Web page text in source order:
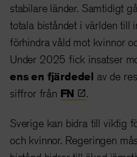
stabilare länder. Samtidigt
totala biståndet i världen till
förhindra våld mot kvinnor
Under 2025 fick insatser
ens en fjärdedel av de
siffror från FN .
Sverige kan bidra till viktig
och kvinnor. Regeringen